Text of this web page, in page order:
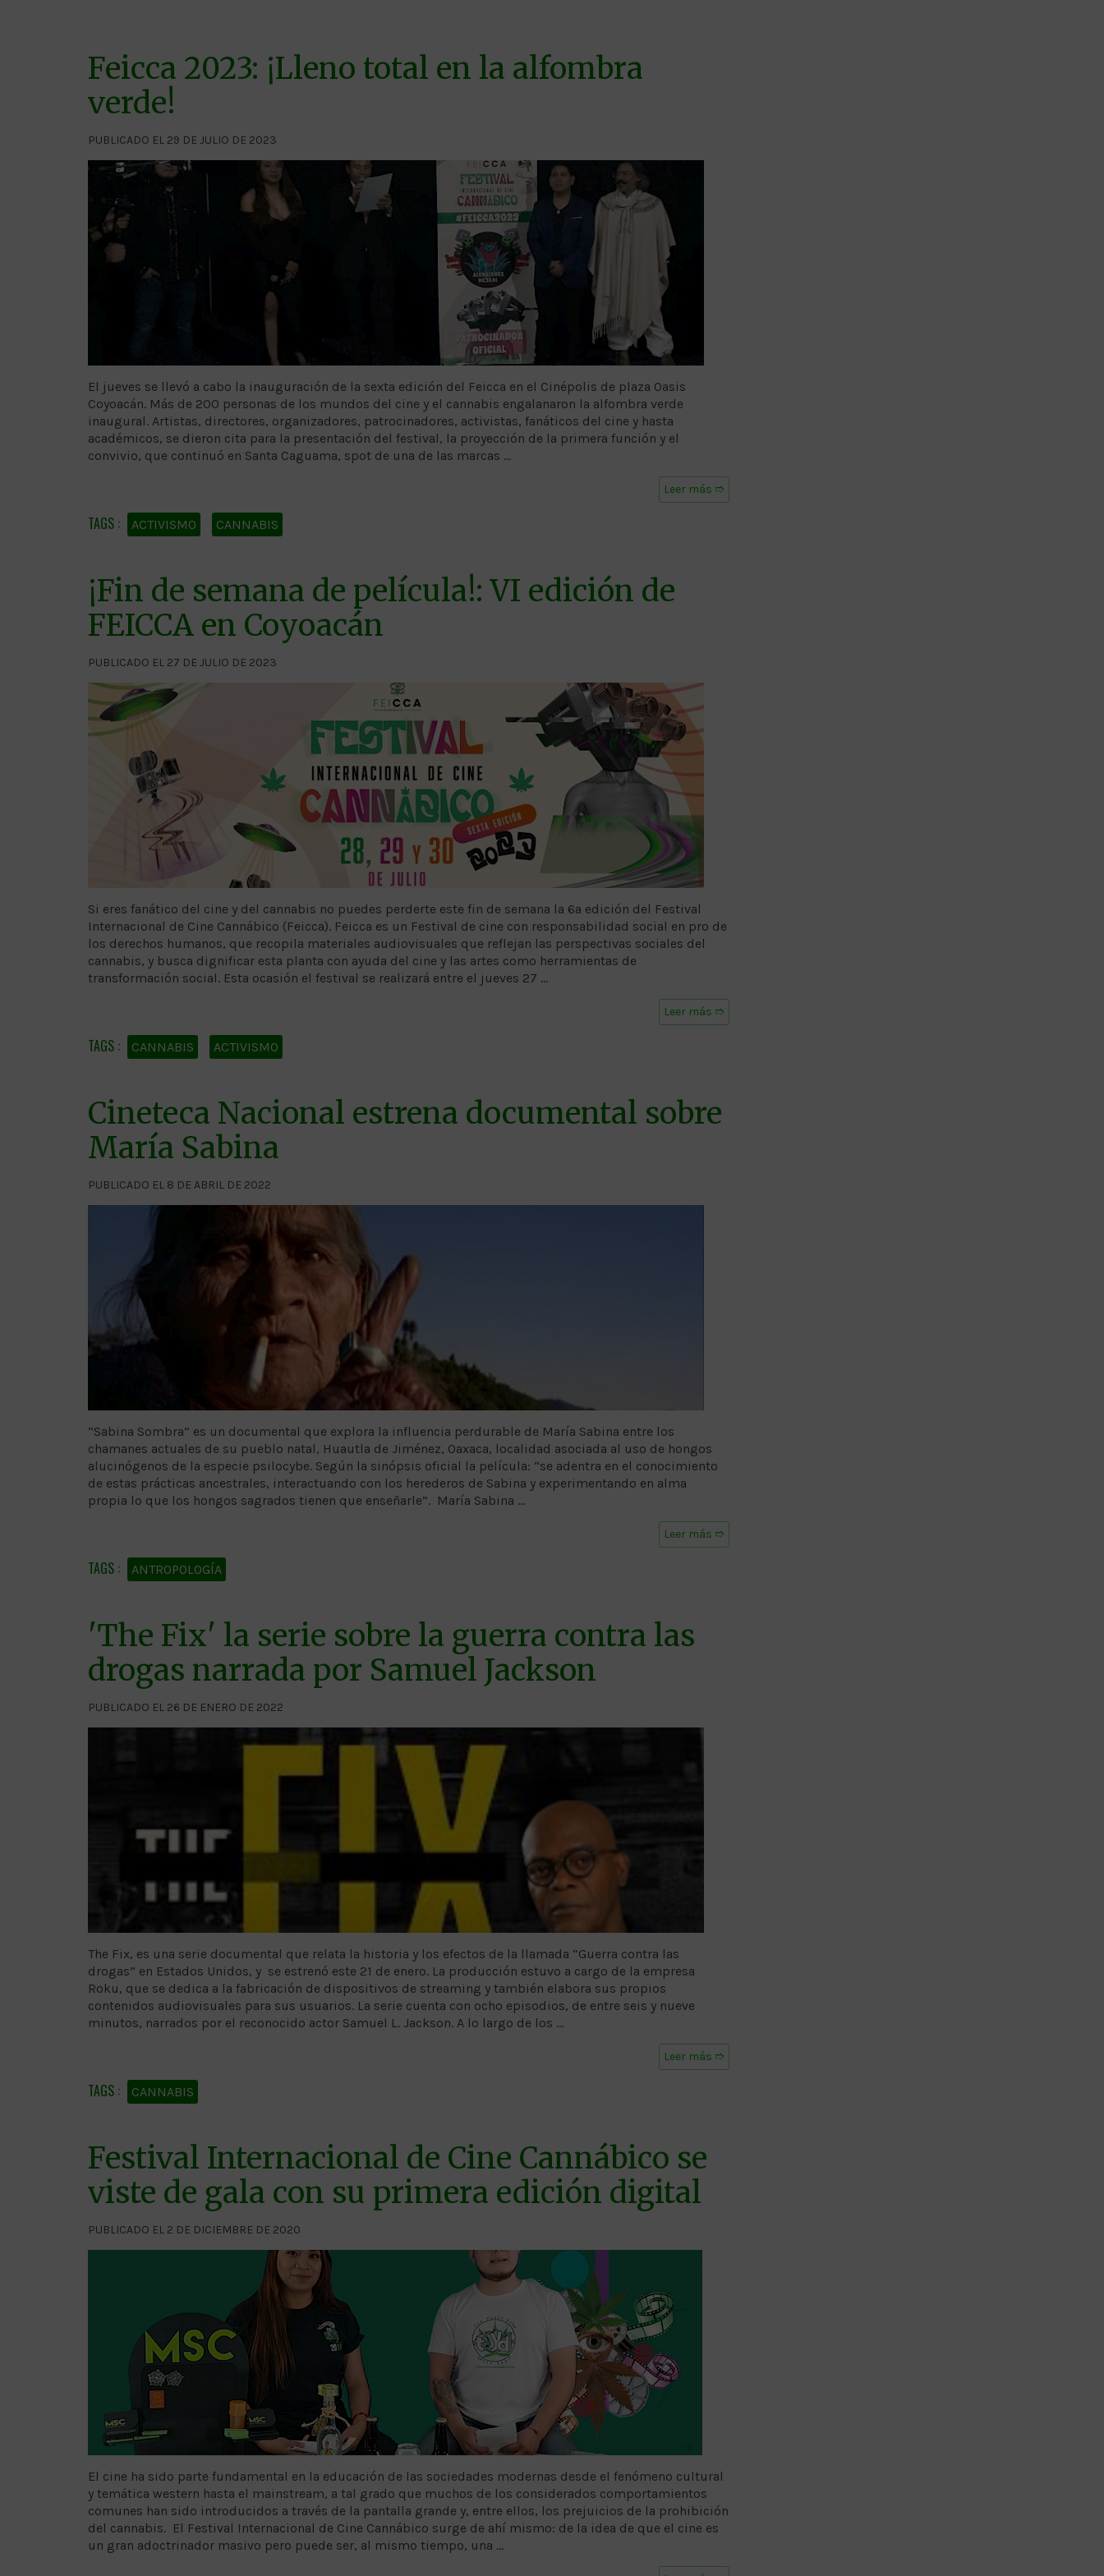
Feicca 2023: ¡Lleno total en la alfombra
verde!
PUBLICADO EL 29 DE JULIO DE 2023
El jueves se llevó a cabo la inauguración de la sexta edición del Feicca en el Cinépolis de plaza Oasis
Coyoacán. Más de 200 personas de los mundos del cine y el cannabis engalanaron la alfombra verde
inaugural. Artistas, directores, organizadores, patrocinadores, activistas, fanáticos del cine y hasta
académicos, se dieron cita para la presentación del festival, la proyección de la primera función y el
convivio, que continuó en Santa Caguama, spot de una de las marcas …
Leer más ➱
ACTIVISMO CANNABIS
¡Fin de semana de película!: VI edición de
FEICCA en Coyoacán
PUBLICADO EL 27 DE JULIO DE 2023
Si eres fanático del cine y del cannabis no puedes perderte este fin de semana la 6a edición del Festival
Internacional de Cine Cannábico (Feicca). Feicca es un Festival de cine con responsabilidad social en pro de
los derechos humanos, que recopila materiales audiovisuales que reflejan las perspectivas sociales del
cannabis, y busca dignificar esta planta con ayuda del cine y las artes como herramientas de
transformación social. Esta ocasión el festival se realizará entre el jueves 27 …
Leer más ➱
CANNABIS ACTIVISMO
Cineteca Nacional estrena documental sobre
María Sabina
PUBLICADO EL 8 DE ABRIL DE 2022
“Sabina Sombra” es un documental que explora la influencia perdurable de María Sabina entre los
chamanes actuales de su pueblo natal, Huautla de Jiménez, Oaxaca, localidad asociada al uso de hongos
alucinógenos de la especie psilocybe. Según la sinópsis oficial la película: “se adentra en el conocimiento
de estas prácticas ancestrales, interactuando con los herederos de Sabina y experimentando en alma
propia lo que los hongos sagrados tienen que enseñarle”. María Sabina …
Leer más ➱
ANTROPOLOGÍA
'The Fix' la serie sobre la guerra contra las
drogas narrada por Samuel Jackson
PUBLICADO EL 26 DE ENERO DE 2022
The Fix, es una serie documental que relata la historia y los efectos de la llamada “Guerra contra las
drogas” en Estados Unidos, y se estrenó este 21 de enero. La producción estuvo a cargo de la empresa
Roku, que se dedica a la fabricación de dispositivos de streaming y también elabora sus propios
contenidos audiovisuales para sus usuarios. La serie cuenta con ocho episodios, de entre seis y nueve
minutos, narrados por el reconocido actor Samuel L. Jackson. A lo largo de los …
Leer más ➱
CANNABIS
Festival Internacional de Cine Cannábico se
viste de gala con su primera edición digital
PUBLICADO EL 2 DE DICIEMBRE DE 2020
El cine ha sido parte fundamental en la educación de las sociedades modernas desde el fenómeno cultural
y temática western hasta el mainstream, a tal grado que muchos de los considerados comportamientos
comunes han sido introducidos a través de la pantalla grande y, entre ellos, los prejuicios de la prohibición
del cannabis. El Festival Internacional de Cine Cannábico surge de ahí mismo: de la idea de que el cine es
un gran adoctrinador masivo pero puede ser, al mismo tiempo, una …